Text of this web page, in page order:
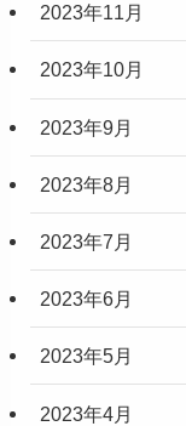
2023年11月
2023年10月
2023年9月
2023年8月
2023年7月
2023年6月
2023年5月
2023年4月